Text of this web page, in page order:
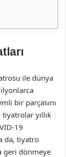
ile dünya
bir parçasını
yıllık
19
da, tiyatro
geri dönmeye